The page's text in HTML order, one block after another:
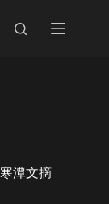
寒潭文摘